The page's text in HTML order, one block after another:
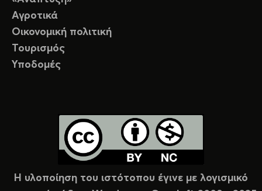
Αγροτικά
Οικονομική πολιτική
Τουρισμός
Υποδομές
Η υλοποίηση του ιστότοπου έγινε με λογισμικό